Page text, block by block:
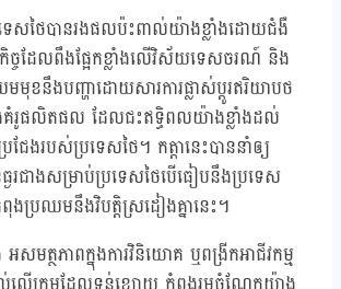
េសថៃបានរងផលប៉ះពាល់យ៉ាងខ្លាំងដោយជំងឺ
កិច្ចដែលពឹងផ្អែកខ្លាំងលើវិស័យទេសចរណ៍ និង
មុខនឹងបញ្ហាដោយសារការផ្លាស់ប្តូរឥរិយាបថ
គំរូផលិតផល ដែលជះឥទ្ធិពលយ៉ាងខ្លាំងដល់
ជែងរបស់ប្រទេសថៃ។ កត្តានេះបាននាំឲ្យ
ងរជាងសម្រាប់ប្រទេសថៃបើធៀបនឹងប្រទេស
ប្រឈមនឹងវិបត្តិស្រដៀងគ្នានេះ។
សមត្ថភាពក្នុងការវិនិយោគ ឬពង្រីកអាជីវកម្ម